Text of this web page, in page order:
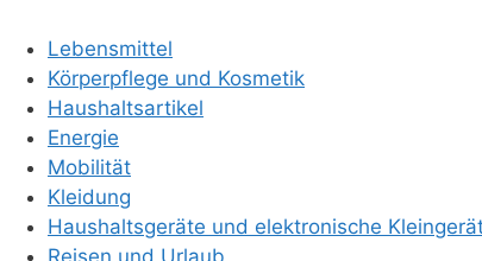
Lebensmittel
Körperpflege und Kosmetik
Haushaltsartikel
Energie
Mobilität
Kleidung
Haushaltsgeräte und elektronische